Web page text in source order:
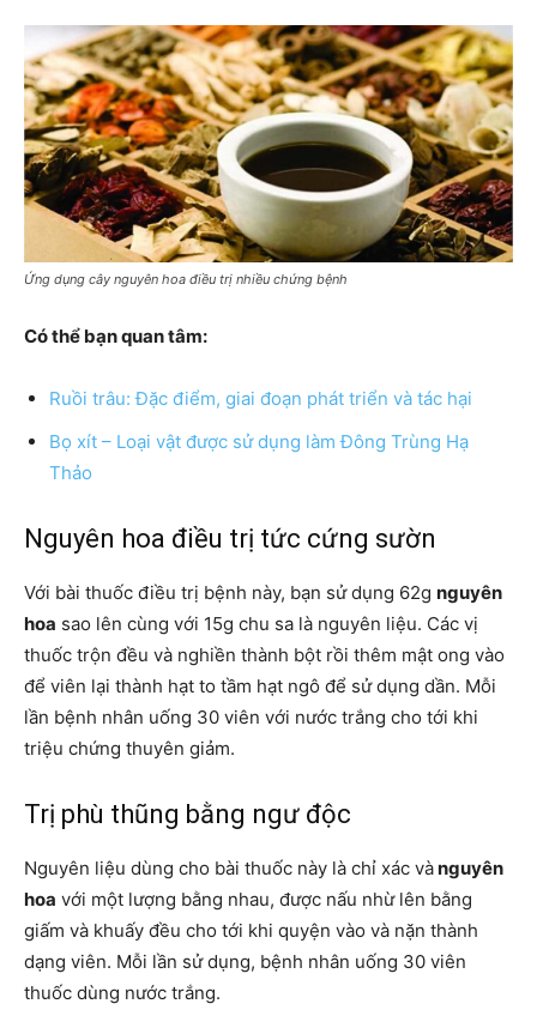
Ứng dụng cây nguyên hoa điều trị nhiều chứng bệnh
Có thể bạn quan tâm:
Ruồi trâu: Đặc điểm, giai đoạn phát triển và tác hại
Bọ xít – Loại vật được sử dụng làm Đông Trùng Hạ
Thảo
Nguyên hoa điều trị tức cứng sườn
Với bài thuốc điều trị bệnh này, bạn sử dụng 62g nguyên
hoa sao lên cùng với 15g chu sa là nguyên liệu. Các vị
thuốc trộn đều và nghiền thành bột rồi thêm mật ong vào
để viên lại thành hạt to tầm hạt ngô để sử dụng dần. Mỗi
lần bệnh nhân uống 30 viên với nước trắng cho tới khi
triệu chứng thuyên giảm.
Trị phù thũng bằng ngư độc
Nguyên liệu dùng cho bài thuốc này là chỉ xác vànguyên
hoa với một lượng bằng nhau, được nấu nhừ lên bằng
giấm và khuấy đều cho tới khi quyện vào và nặn thành
dạng viên. Mỗi lần sử dụng, bệnh nhân uống 30 viên
thuốc dùng nước trắng.